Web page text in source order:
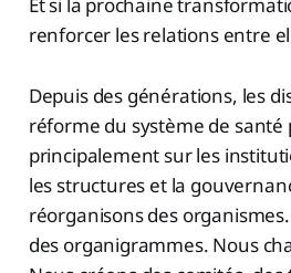
Et si la prochaine
renforcer les relations entre
Depuis des générations, les
réforme du système de
principalement sur les
les structures et la
réorganisons des
des organigrammes. Nous